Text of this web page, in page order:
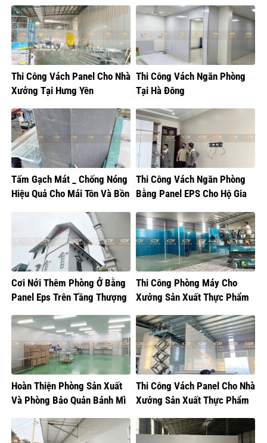
Thi Công Vách Panel Cho Nhà
Xưởng Tại Hưng Yên
Thi Công Vách Ngăn Phòng
Tại Hà Đông
Tấm Gạch Mát _ Chống Nóng
Hiệu Quả Cho Mái Tôn Và Bồn
Thi Công Vách Ngăn Phòng
Bằng Panel EPS Cho Hộ Gia
Cơi Nới Thêm Phòng Ở Bằng
Panel Eps Trên Tầng Thượng
Thi Công Phòng Máy Cho
Xưởng Sản Xuất Thực Phẩm
Hoàn Thiện Phòng Sản Xuất
Và Phòng Bảo Quản Bánh Mì
Thi Công Vách Panel Cho Nhà
Xưởng Sản Xuất Thực Phẩm